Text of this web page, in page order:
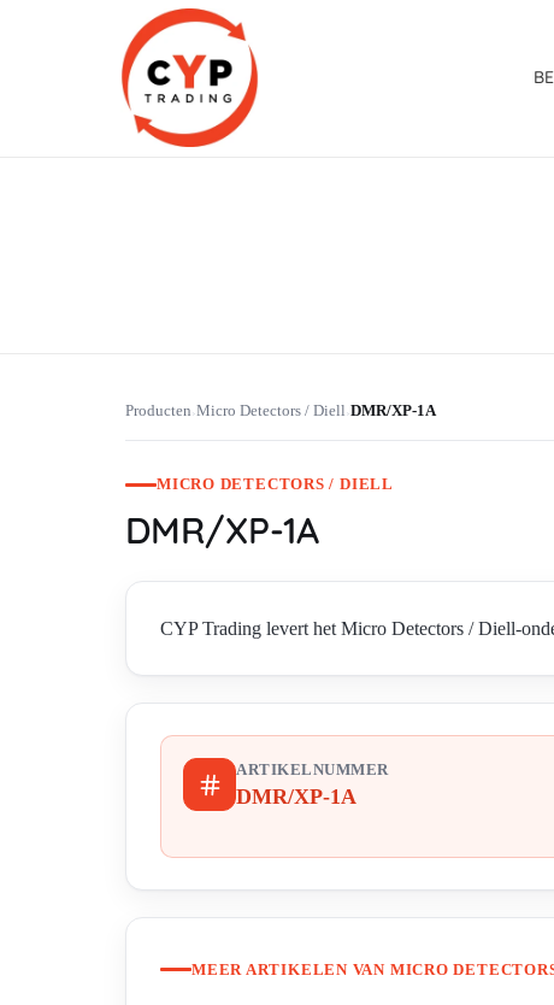
Producten›Micro Detectors / Diell›DMR/XP-1A
MICRO DETECTORS / DIELL
DMR/XP-1A
CYP Trading levert het Micro Detectors / Diell-
ARTIKELNUMMER
DMR/XP-1A
MEER ARTIKELEN VAN MICRO